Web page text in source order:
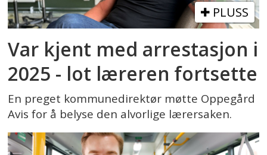
PLUSS
Var kjent med arrestasjon i
2025 - lot læreren fortsette
En preget kommunedirektør møtte Oppegård
Avis for å belyse den alvorlige lærersaken.